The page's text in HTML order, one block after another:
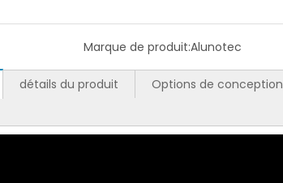
Marque de produit:Alunotec
détails du produit Options de conception